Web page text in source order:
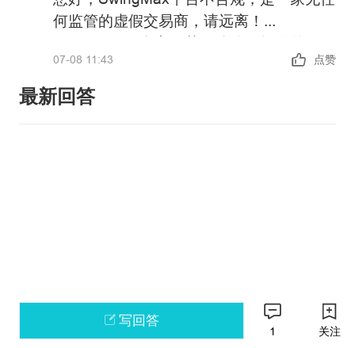
何监管的虚假交易商，请远离！
指数、股票、大宗商品、加密货币等金融
衍生品投资交易服务，但并未公布其详细
的经营地址和金融监管信息以便核实。
政策警告：中国未批准任何机构在境内开
07-08 11:43 点赞
最新回答
写回答
1 关注